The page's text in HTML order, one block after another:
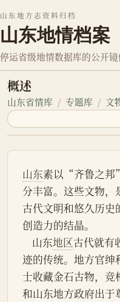
山东地方志资料归档
山东地情档案
停运省级地情数据库的公开镜
概述
山东省情库 专题库 文
山东素以“齐鲁之邦
分丰富。这些文物，
古代文明和悠久历史
创造力的结晶。
    山东
地区古代就有
迹的传统。地方官绅
士收藏金石古物，竞
和山东地方政府出于